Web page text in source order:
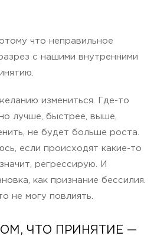
что неправильное
с нашими внутренними
измениться. Где-то
лучше, быстрее, выше,
не будет больше роста.
если происходят какие-то
регрессирую. И
как признание бессилия.
не могу повлиять.
ЧТО ПРИНЯТИЕ —